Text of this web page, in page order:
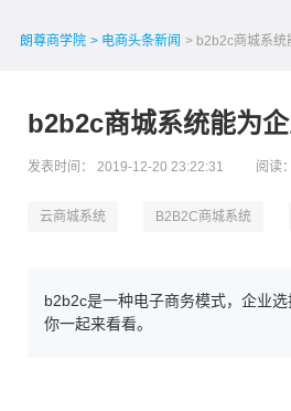
朗尊商学院 > 电商头条新闻 > b2b2c商城系统
b2b2c商城系统能为
发表时间： 2019-12-20 23:22:31 阅读
云商城系统 B2B2C商城系统
b2b2c是一种电子商务模式，企业
你一起来看看。